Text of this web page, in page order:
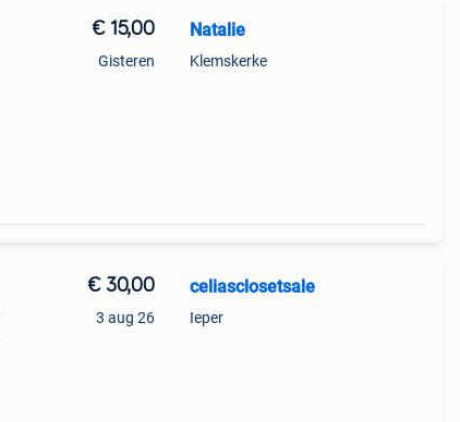
€ 15,00
Gisteren
Natalie
Klemskerke
€ 30,00
3 aug 26
celiasclosetsale
Ieper